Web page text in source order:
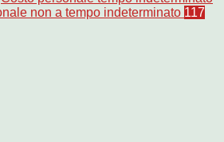
non a tempo indeterminato 117